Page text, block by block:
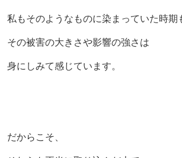
私もそのようなものに染まっていた時期
その被害の大きさや影響の強さは
身にしみて感じています。
だからこそ、